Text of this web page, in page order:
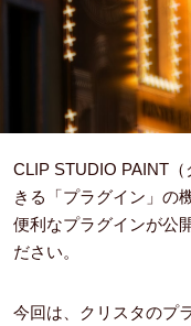
CLIP STUDIO PAINT
きる「プラグイン」の
便利なプラグインが公
ださい。
今回は、クリスタのプ